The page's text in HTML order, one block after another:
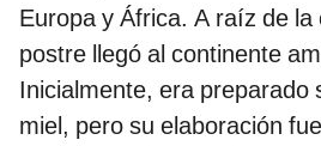
Europa y África. A raíz de
postre llegó al continente
Inicialmente, era preparado
miel, pero su elaboración